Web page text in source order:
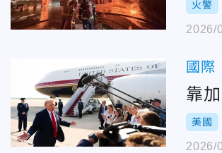
火警
2026/
國際
靠
美國
2026/